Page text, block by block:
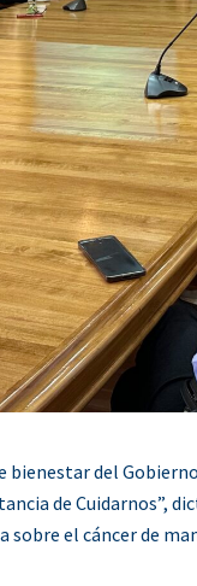
bienestar del
de Cuidarnos”,
sobre el cáncer de